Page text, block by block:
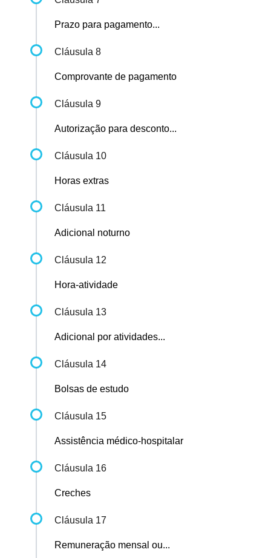
Prazo para pagamento...
Cláusula 8
Comprovante de pagamento
Cláusula 9
Autorização para desconto...
Cláusula 10
Horas extras
Cláusula 11
Adicional noturno
Cláusula 12
Hora-atividade
Cláusula 13
Adicional por atividades...
Cláusula 14
Bolsas de estudo
Cláusula 15
Assistência médico-hospitalar
Cláusula 16
Creches
Cláusula 17
Remuneração mensal ou...